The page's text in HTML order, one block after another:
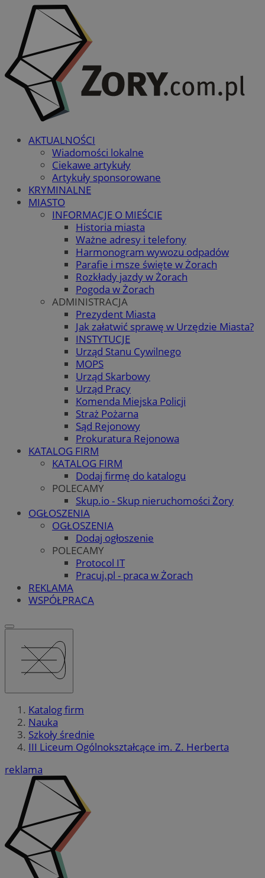
AKTUALNOŚCI
Wiadomości lokalne
Ciekawe artykuły
Artykuły sponsorowane
KRYMINALNE
MIASTO
INFORMACJE O MIEŚCIE
Historia miasta
Ważne adresy i telefony
Harmonogram wywozu odpadów
Parafie i msze święte w Żorach
Rozkłady jazdy w Żorach
Pogoda w Żorach
ADMINISTRACJA
Prezydent Miasta
Jak załatwić sprawę w Urzędzie Miasta?
INSTYTUCJE
Urząd Stanu Cywilnego
MOPS
Urząd Skarbowy
Urząd Pracy
Komenda Miejska Policji
Straż Pożarna
Sąd Rejonowy
Prokuratura Rejonowa
KATALOG FIRM
KATALOG FIRM
Dodaj firmę do katalogu
POLECAMY
Skup.io - Skup nieruchomości Żory
OGŁOSZENIA
OGŁOSZENIA
Dodaj ogłoszenie
POLECAMY
Protocol IT
Pracuj.pl - praca w Żorach
REKLAMA
WSPÓŁPRACA
Katalog firm
Nauka
Szkoły średnie
III Liceum Ogólnokształcące im. Z. Herberta
reklama